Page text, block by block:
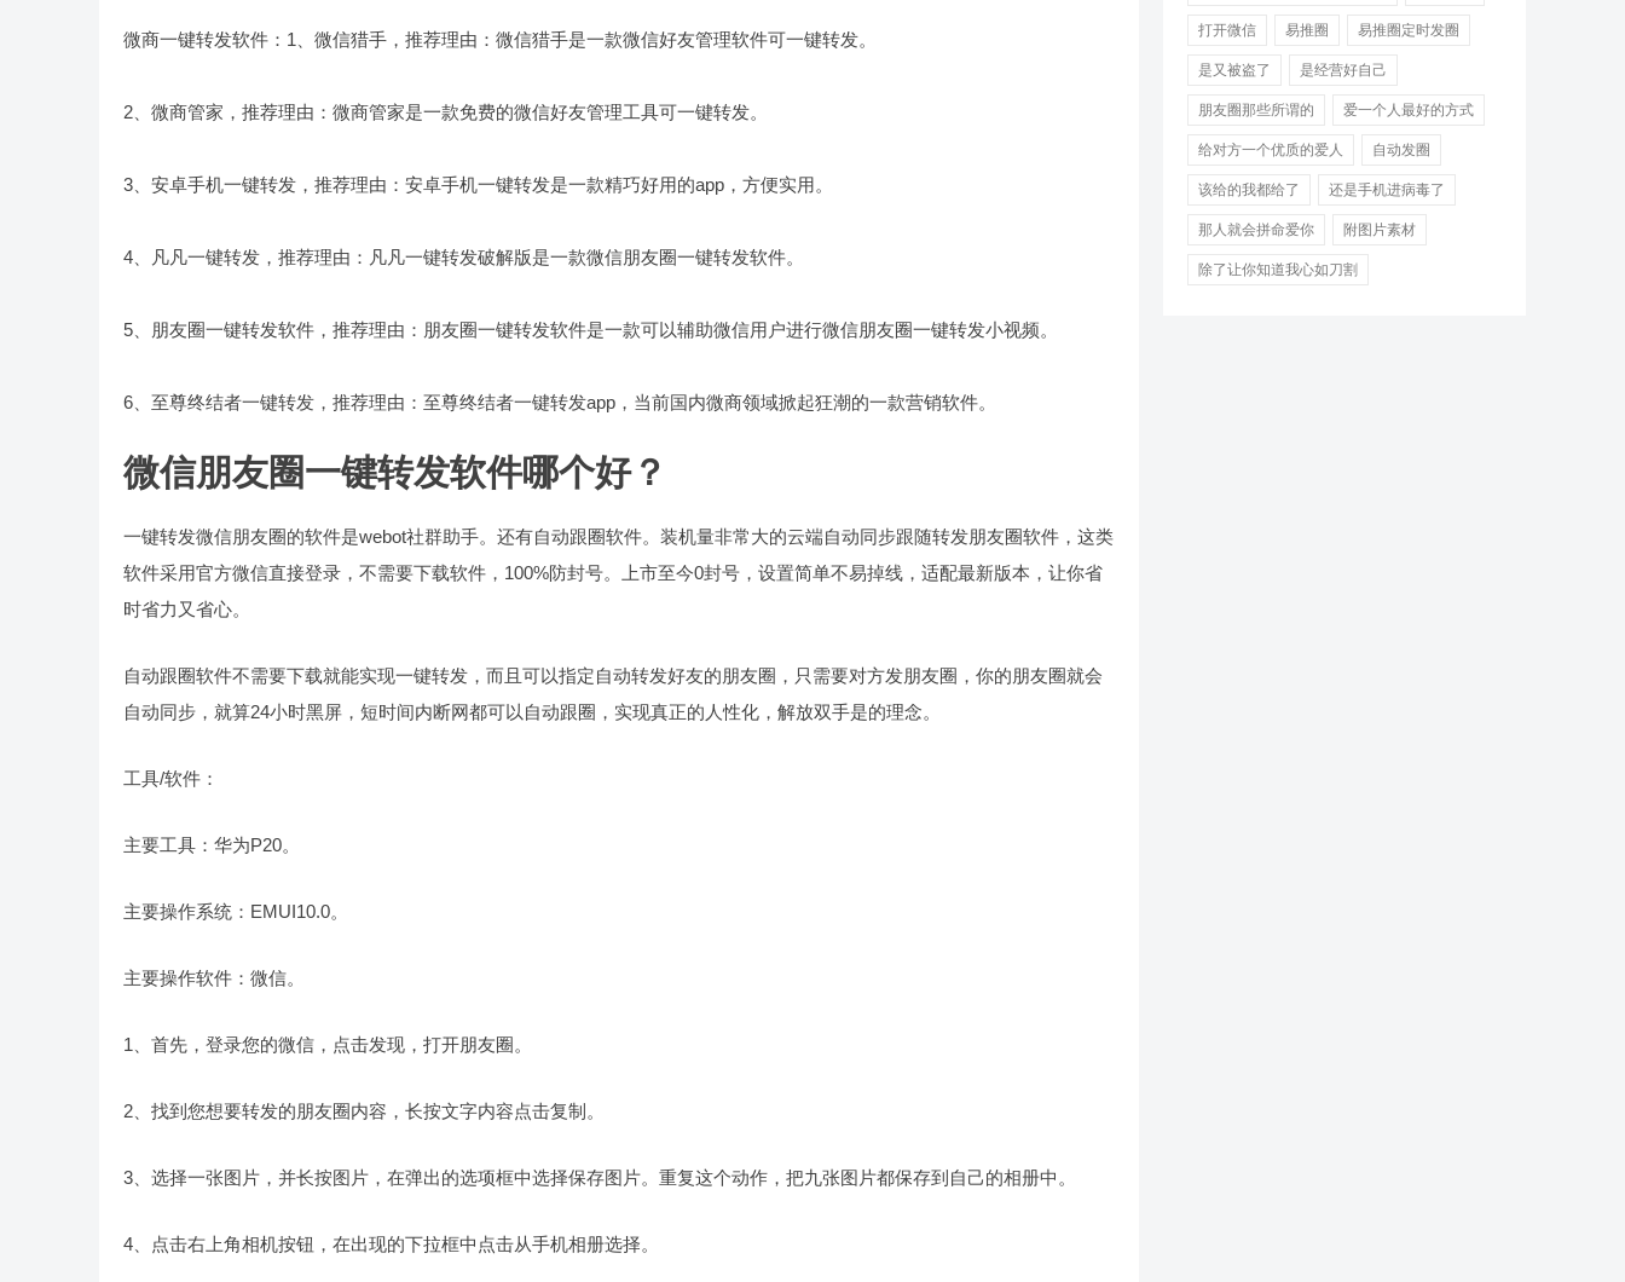
微商一键转发软件：1、微信猎手，推荐理由：微信猎手是一款微信好友管理软件可一键转发。
2、微商管家，推荐理由：微商管家是一款免费的微信好友管理工具可一键转发。
3、安卓手机一键转发，推荐理由：安卓手机一键转发是一款精巧好用的app，方便实用。
4、凡凡一键转发，推荐理由：凡凡一键转发破解版是一款微信朋友圈一键转发软件。
5、朋友圈一键转发软件，推荐理由：朋友圈一键转发软件是一款可以辅助微信用户进行微信朋友圈一键转发小视频。
6、至尊终结者一键转发，推荐理由：至尊终结者一键转发app，当前国内微商领域掀起狂潮的一款营销软件。
微信朋友圈一键转发软件哪个好？
一键转发微信朋友圈的软件是webot社群助手。还有自动跟圈软件。装机量非常大的云端自动同步跟随转发朋友圈软件，这类
软件采用官方微信直接登录，不需要下载软件，100%防封号。上市至今0封号，设置简单不易掉线，适配最新版本，让你省
时省力又省心。
自动跟圈软件不需要下载就能实现一键转发，而且可以指定自动转发好友的朋友圈，只需要对方发朋友圈，你的朋友圈就会
自动同步，就算24小时黑屏，短时间内断网都可以自动跟圈，实现真正的人性化，解放双手是的理念。
工具/软件：
主要工具：华为P20。
主要操作系统：EMUI10.0。
主要操作软件：微信。
1、首先，登录您的微信，点击发现，打开朋友圈。
2、找到您想要转发的朋友圈内容，长按文字内容点击复制。
3、选择一张图片，并长按图片，在弹出的选项框中选择保存图片。重复这个动作，把九张图片都保存到自己的相册中。
4、点击右上角相机按钮，在出现的下拉框中点击从手机相册选择。
打开微信 易推圈 易推圈定时发圈
是又被盗了 是经营好自己
朋友圈那些所谓的 爱一个人最好的方式
给对方一个优质的爱人 自动发圈
该给的我都给了 还是手机进病毒了
那人就会拼命爱你 附图片素材
除了让你知道我心如刀割